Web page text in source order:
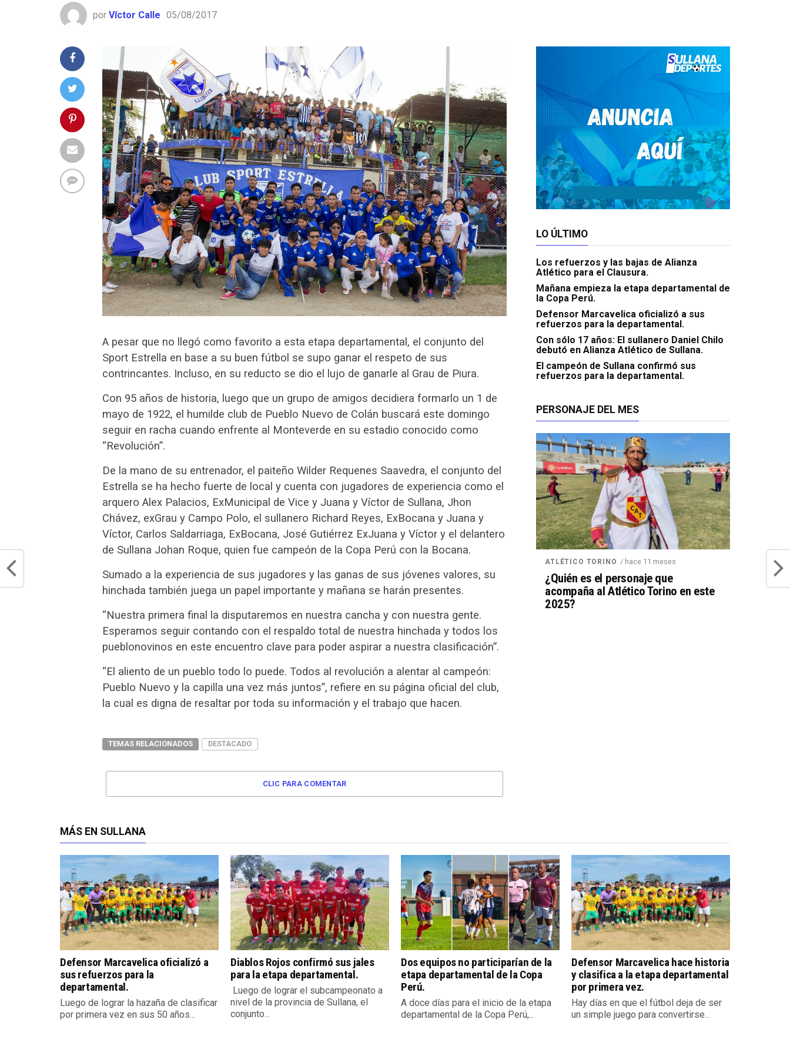
por Víctor Calle 05/08/2017
A pesar que no llegó como favorito a esta etapa departamental, el conjunto del
Sport Estrella en base a su buen fútbol se supo ganar el respeto de sus
contrincantes. Incluso, en su reducto se dio el lujo de ganarle al Grau de Piura.
Con 95 años de historia, luego que un grupo de amigos decidiera formarlo un 1 de
mayo de 1922, el humilde club de Pueblo Nuevo de Colán buscará este domingo
seguir en racha cuando enfrente al Monteverde en su estadio conocido como
“Revolución”.
De la mano de su entrenador, el paiteño Wilder Requenes Saavedra, el conjunto del
Estrella se ha hecho fuerte de local y cuenta con jugadores de experiencia como el
arquero Alex Palacios, ExMunicipal de Vice y Juana y Víctor de Sullana, Jhon
Chávez, exGrau y Campo Polo, el sullanero Richard Reyes, ExBocana y Juana y
Víctor, Carlos Saldarriaga, ExBocana, José Gutiérrez ExJuana y Víctor y el delantero
de Sullana Johan Roque, quien fue campeón de la Copa Perú con la Bocana.
Sumado a la experiencia de sus jugadores y las ganas de sus jóvenes valores, su
hinchada también juega un papel importante y mañana se harán presentes.
“Nuestra primera final la disputaremos en nuestra cancha y con nuestra gente.
Esperamos seguir contando con el respaldo total de nuestra hinchada y todos los
pueblonovinos en este encuentro clave para poder aspirar a nuestra clasificación”.
“El aliento de un pueblo todo lo puede. Todos al revolución a alentar al campeón:
Pueblo Nuevo y la capilla una vez más juntos”, refiere en su página oficial del club,
la cual es digna de resaltar por toda su información y el trabajo que hacen.
TEMAS RELACIONADOS DESTACADO
CLIC PARA COMENTAR
LO ÚLTIMO
Los refuerzos y las bajas de Alianza
Atlético para el Clausura.
Mañana empieza la etapa departamental de
la Copa Perú.
Defensor Marcavelica oficializó a sus
refuerzos para la departamental.
Con sólo 17 años: El sullanero Daniel Chilo
debutó en Alianza Atlético de Sullana.
El campeón de Sullana confirmó sus
refuerzos para la departamental.
PERSONAJE DEL MES
ATLÉTICO TORINO / hace 11 meses
¿Quién es el personaje que
acompaña al Atlético Torino en este
2025?
MÁS EN SULLANA
Defensor Marcavelica oficializó a
sus refuerzos para la
departamental.
Luego de lograr la hazaña de clasificar
por primera vez en sus 50 años...
Diablos Rojos confirmó sus jales
para la etapa departamental.
Luego de lograr el subcampeonato a
nivel de la provincia de Sullana, el
conjunto...
Dos equipos no participarían de la
etapa departamental de la Copa
Perú.
A doce días para el inicio de la etapa
departamental de la Copa Perú,...
Defensor Marcavelica hace historia
y clasifica a la etapa departamental
por primera vez.
Hay días en que el fútbol deja de ser
un simple juego para convertirse...